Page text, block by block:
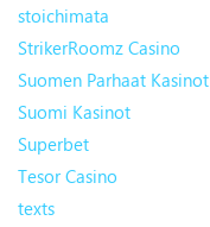
stoichimata
StrikerRoomz Casino
Suomen Parhaat Kasinot
Suomi Kasinot
Superbet
Tesor Casino
texts